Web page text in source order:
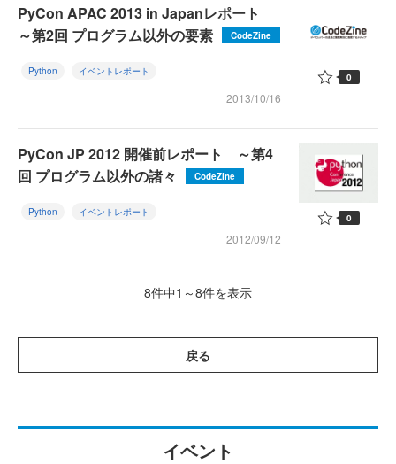
PyCon APAC 2013 in Japanレポート
～第2回 プログラム以外の要素
CodeZine
Python イベントレポート
2013/10/16
0
PyCon JP 2012 開催前レポート ～第4
回 プログラム以外の諸々
CodeZine
Python イベントレポート
2012/09/12
0
8件中1～8件を表示
戻る
イベント